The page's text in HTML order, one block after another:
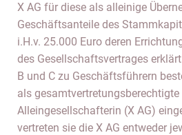
X AG für diese als alleinige
Geschäftsanteile des
i.H.v. 25.000 Euro deren
des Gesellschaftsvertrages
B und C zu Geschäftsführern
als
Alleingesellschafterin (X AG)
vertreten sie die X AG entweder